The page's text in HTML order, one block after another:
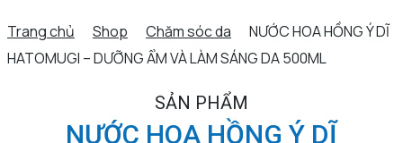
Trang chủ Shop Chăm sóc da
NƯỚC HOA HỒNG Ý DĨ
HATOMUGI – DƯỠNG ẨM VÀ LÀM SÁNG DA 500ML
SẢN PHẨM
NƯỚC HOA HỒNG Ý DĨ